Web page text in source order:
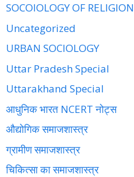
SOCOIOLOGY OF RELIGION
Uncategorized
URBAN SOCIOLOGY
Uttar Pradesh Special
Uttarakhand Special
आधुनिक भारत NCERT नोट्स
औद्योगिक समाजशास्त्र
ग्रामीण समाजशास्त्र
चिकित्सा का समाजशास्त्र